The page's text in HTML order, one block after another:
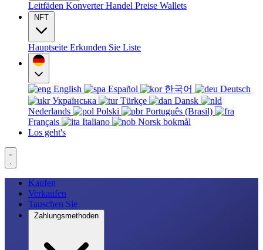
Leitfäden KonverterHandel Preise Wallets
NFT
Hauptseite Erkunden Sie Liste
English Español 한국어
Deutsch
Українська
Türkçe
Dansk
Nederlands
Polski
Português (Brasil)
Français
Italiano
Norsk bokmål
Los geht's
Kaufen
Verkaufen
Tauschen Sie
Zahlungsmethoden